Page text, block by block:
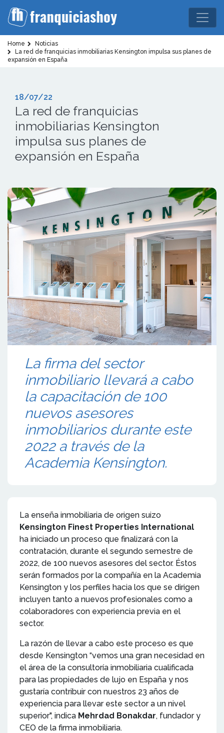
Home
Noticias
La red de franquicias inmobiliarias Kensington impulsa sus planes de
expansión en España
18/07/22
La red de franquicias
inmobiliarias Kensington
impulsa sus planes de
expansión en España
La firma del sector
inmobiliario llevará a cabo
la capacitación de 100
nuevos asesores
inmobiliarios durante este
2022 a través de la
Academia Kensington.
La enseña inmobiliaria de origen suizo
Kensington Finest Properties International
ha iniciado un proceso que finalizará con la
contratación, durante el segundo semestre de
2022, de 100 nuevos asesores del sector. Éstos
serán formados por la compañía en la Academia
Kensington y los perfiles hacia los que se dirigen
incluyen tanto a nuevos profesionales como a
colaboradores con experiencia previa en el
sector.
La razón de llevar a cabo este proceso es que
desde Kensington “vemos una gran necesidad en
el área de la consultoría inmobiliaria cualificada
para las propiedades de lujo en España y nos
gustaría contribuir con nuestros 23 años de
experiencia para llevar este sector a un nivel
superior", indica Mehrdad Bonakdar, fundador y
CEO de la firma inmobiliaria.